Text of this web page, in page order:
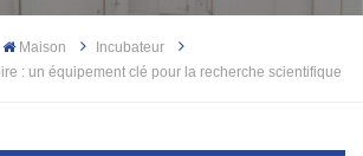
Maison
Incubateur
: un équipement clé pour la recherche scientifique